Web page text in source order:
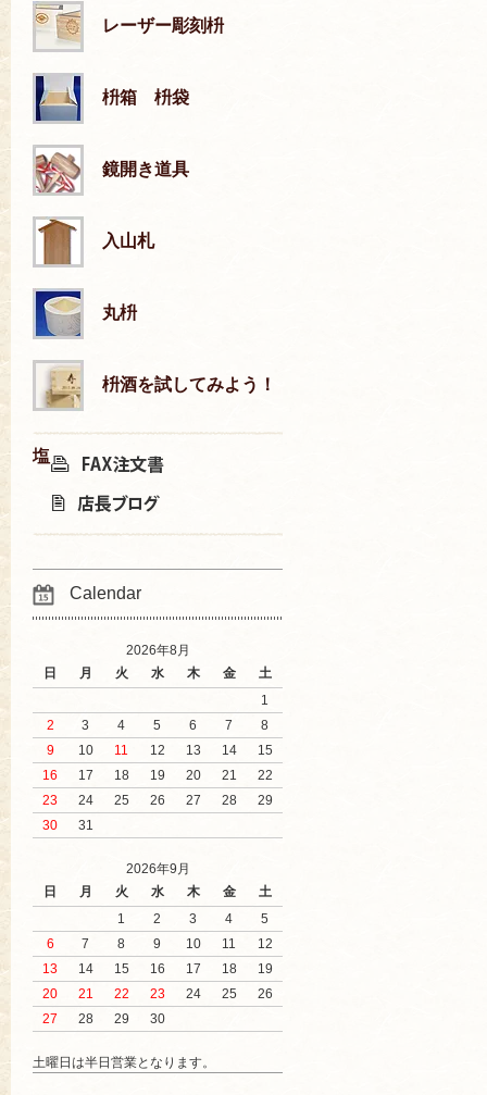
レーザー彫刻枡
枡箱 枡袋
鏡開き道具
入山札
丸枡
枡酒を試してみよう！
塩
Calendar
2026年8月
日
月 火 水 木 金
土
1
2
3 4 5 6 7
8
9
10 11 12 13 14
15
16
17 18 19 20 21
22
23
24 25 26 27 28
29
30
31
2026年9月
日
月 火 水 木 金
土
1
2 3 4
5
6
7 8 9 10 11
12
13
14 15 16 17 18
19
20
21 22 23 24 25
26
27
28 29 30
土曜日は半日営業となります。